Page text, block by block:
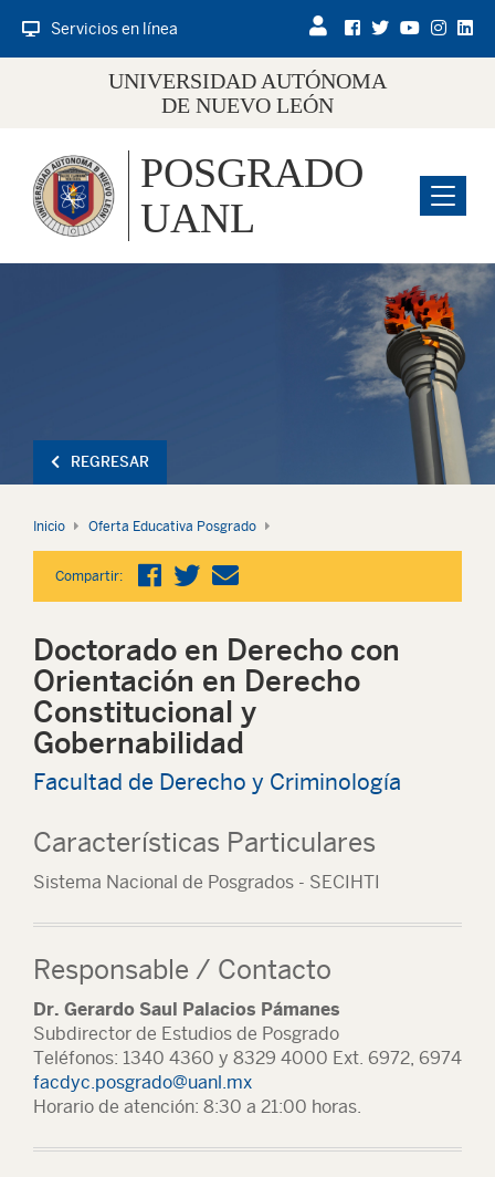
Servicios en línea
UNIVERSIDAD AUTÓNOMA
DE NUEVO LEÓN
Menu
POSGRADO
UANL
REGRESAR
Inicio Oferta Educativa Posgrado
Compartir:
Doctorado en Derecho con
Orientación en Derecho
Constitucional y
Gobernabilidad
Facultad de Derecho y Criminología
Características Particulares
Sistema Nacional de Posgrados - SECIHTI
Responsable / Contacto
Dr. Gerardo Saul Palacios Pámanes
Subdirector de Estudios de Posgrado
Teléfonos: 1340 4360 y 8329 4000 Ext. 6972, 6974
facdyc.posgrado@uanl.mx
Horario de atención: 8:30 a 21:00 horas.